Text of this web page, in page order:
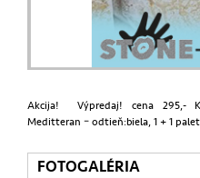
Akcija! Výpredaj! cena 295,-
Meditteran – odtieň:biela, 1 + 1
FOTOGALÉRIA